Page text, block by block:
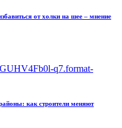
от холки на шее – мнение
как строители меняют